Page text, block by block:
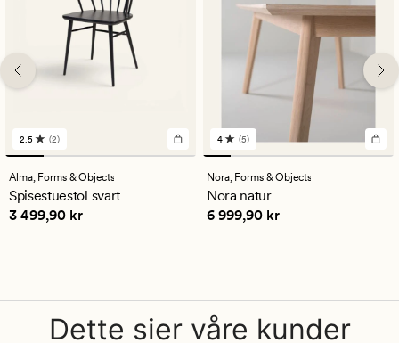
2
anmeldelser
med
en
gjennomsnittlig
vurdering
2.5 (2)
Alma, Forms & Objects
Spisestuestol svart
Pris 3 499,90 kr
3 499,90 kr
5
anmeldelser
med
en
gjennomsnittlig
vurdering
4 (5)
Nora, Forms & Objects
Nora natur
Pris 6 999,90 kr
6 999,90 kr
Dette sier våre kunder